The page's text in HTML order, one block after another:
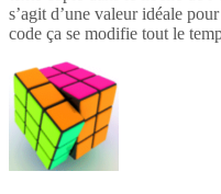
s’agit d’une valeur idéale
code ça se modifie tout le